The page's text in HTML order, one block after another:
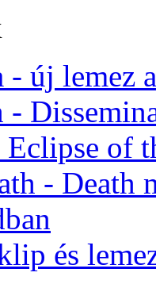
- új lemez
-
of
- Death
és